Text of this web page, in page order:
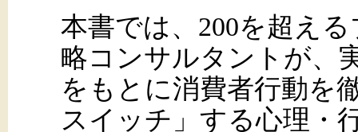
本書では、200を超え
略コンサルタントが、
をもとに消費者行動を
スイッチ」する心理・